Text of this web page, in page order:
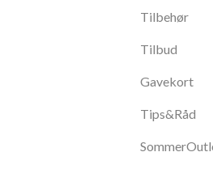
Tilbehør
Tilbud
Gavekort
Tips&Råd